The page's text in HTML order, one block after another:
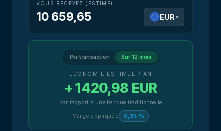
VOUS RECEVEZ (ESTIMÉ)
10 659,65 EUR ▾
Par transaction Sur 12 mois
ÉCONOMIE ESTIMÉE / AN
+ 1 420,98 EUR
par rapport à une banque traditionnelle
Marge appliquée 0,35 %